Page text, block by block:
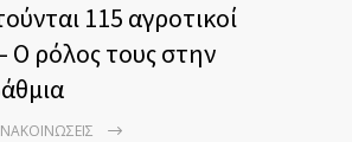
115 αγροτικοί
Ο ρόλος τους στην